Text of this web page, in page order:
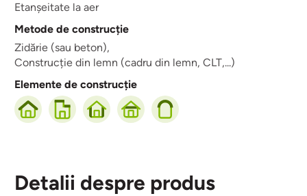
Etanșeitate la aer
Metode de construcție
Zidărie (sau beton),
Construcție din lemn (cadru din lemn, CLT,...)
Elemente de construcție
Detalii despre produs